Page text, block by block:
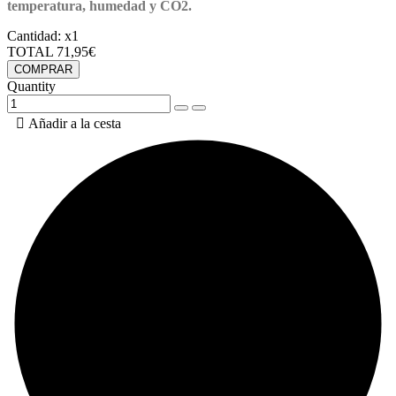
temperatura, humedad y CO2.
Cantidad: x1
TOTAL 71,95€
COMPRAR
Quantity
 Añadir a la cesta